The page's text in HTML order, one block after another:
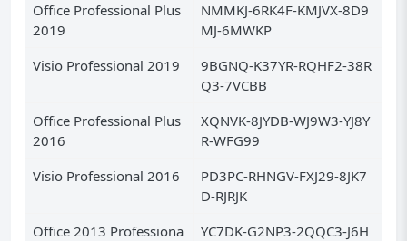
Office Professional Plus
2019
NMMKJ-6RK4F-KMJVX-8D9
MJ-6MWKP
Visio Professional 2019
9BGNQ-K37YR-RQHF2-38R
Q3-7VCBB
Office Professional Plus
2016
XQNVK-8JYDB-WJ9W3-YJ8Y
R-WFG99
Visio Professional 2016
PD3PC-RHNGV-FXJ29-8JK7
D-RJRJK
Office 2013 Professiona
YC7DK-G2NP3-2QQC3-J6H